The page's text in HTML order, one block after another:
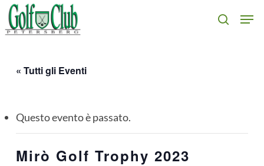
Skip
to
search
« Tutti gli Eventi
Questo evento è passato.
Mirò Golf Trophy 2023